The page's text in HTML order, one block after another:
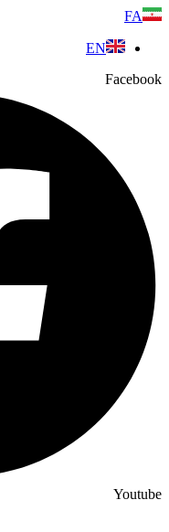
پرش
محتوا
FA
EN
Facebook
Youtube